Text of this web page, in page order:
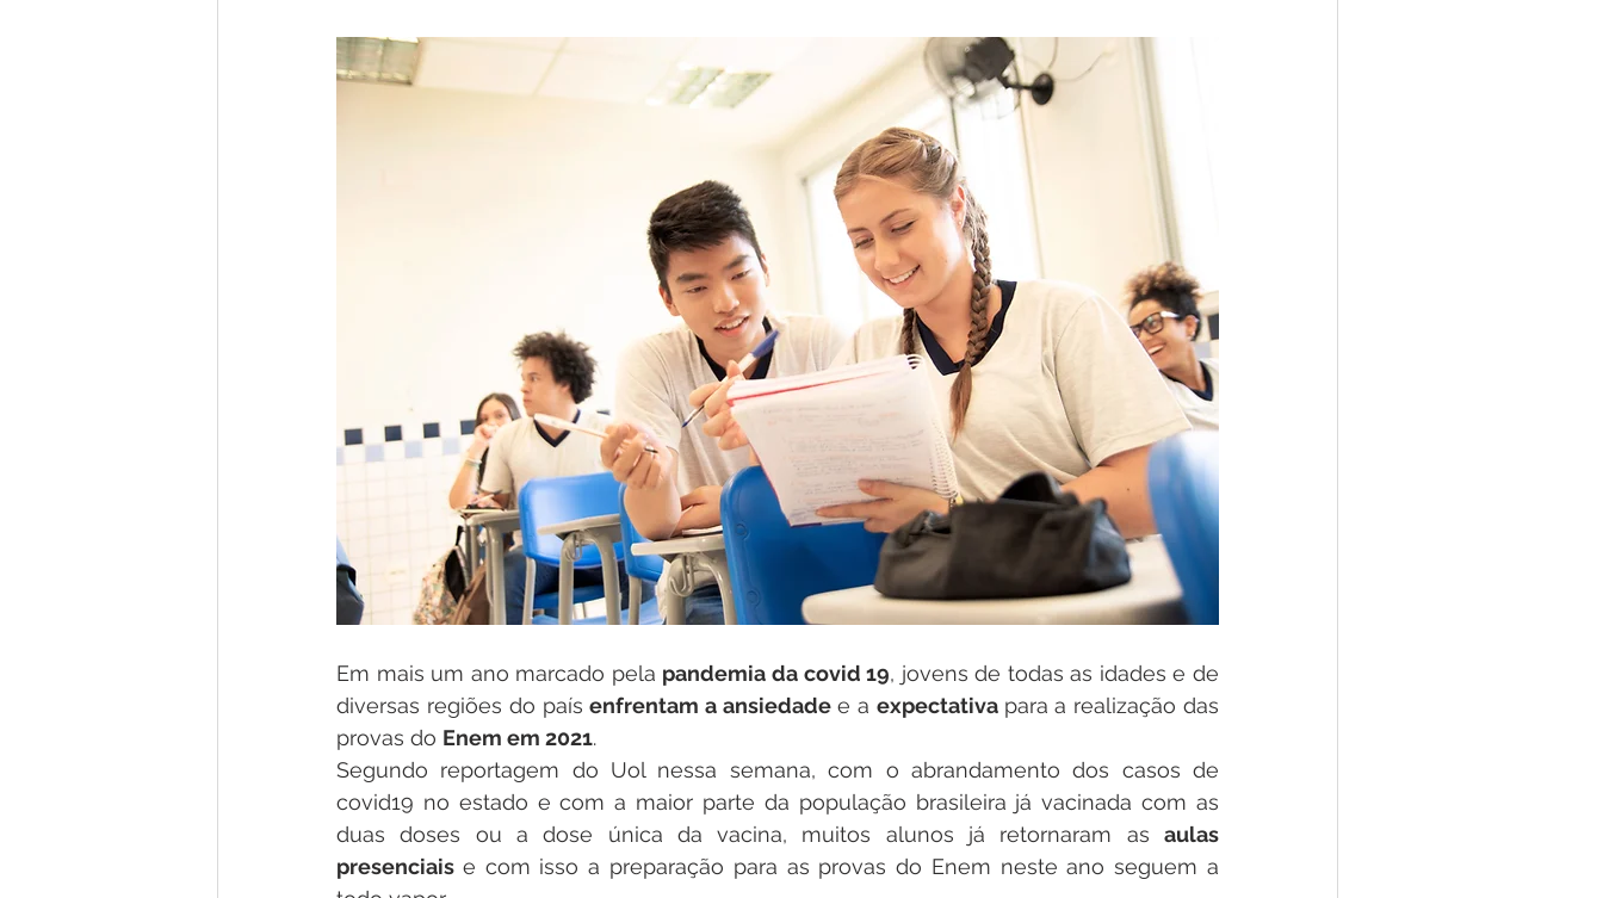
Em mais um ano marcado pela pandemia da covid 19, jovens de todas as idades e de
diversas regiões do país enfrentam a ansiedade e a expectativa para a realização das
provas do Enem em 2021.
Segundo reportagem do Uol nessa semana, com o abrandamento dos casos de
covid19 no estado e com a maior parte da população brasileira já vacinada com as
duas doses ou a dose única da vacina, muitos alunos já retornaram as aulas
presenciais e com isso a preparação para as provas do Enem neste ano seguem a